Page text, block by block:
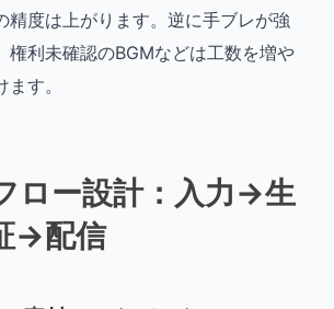
精度は上がります。逆に手ブレが強
権利未確認のBGMなどは工数を増や
す。
ロー設計：入力→生
→配信